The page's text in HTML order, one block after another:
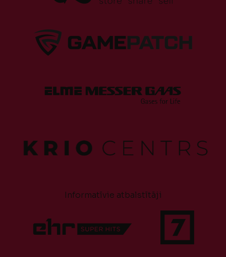
Informatīvie atbalstītāji